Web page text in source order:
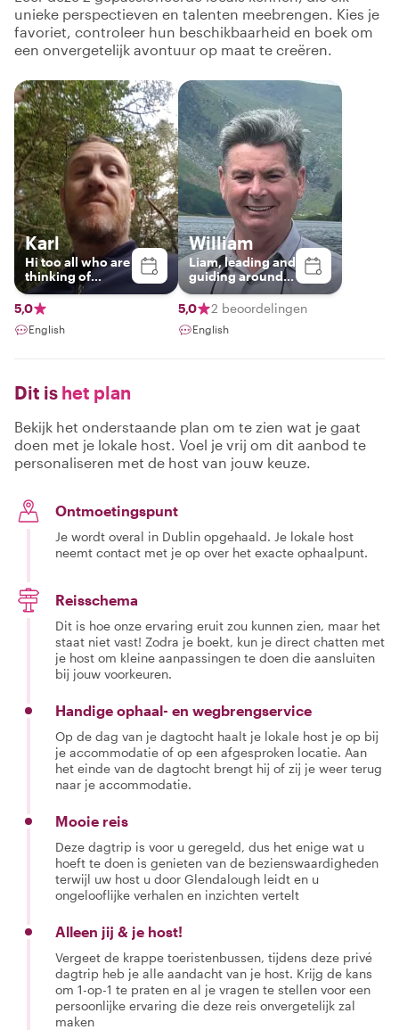
unieke perspectieven en talenten meebrengen. Kies je
favoriet, controleer hun beschikbaarheid en boek om
een onvergetelijk avontuur op maat te creëren.
Karl
Hi too all who are
thinking of
visiting our
beautiful little
island.so much to
see and do.you
frame and we can
work together on
a great tour of
ireland or stay
local and get
some great
5,0
English
William
Liam, leading and
guiding around
Ireland.
5,0
2 beoordelingen
English
Dit is het plan
Bekijk het onderstaande plan om te zien wat je gaat
doen met je lokale host. Voel je vrij om dit aanbod te
personaliseren met de host van jouw keuze.
Ontmoetingspunt
Je wordt overal in Dublin opgehaald. Je lokale host
neemt contact met je op over het exacte ophaalpunt.
Reisschema
Dit is hoe onze ervaring eruit zou kunnen zien, maar het
staat niet vast! Zodra je boekt, kun je direct chatten met
je host om kleine aanpassingen te doen die aansluiten
bij jouw voorkeuren.
Handige ophaal- en wegbrengservice
Op de dag van je dagtocht haalt je lokale host je op bij
je accommodatie of op een afgesproken locatie. Aan
het einde van de dagtocht brengt hij of zij je weer terug
naar je accommodatie.
Mooie reis
Deze dagtrip is voor u geregeld, dus het enige wat u
hoeft te doen is genieten van de bezienswaardigheden
terwijl uw host u door Glendalough leidt en u
ongelooflijke verhalen en inzichten vertelt
Alleen jij & je host!
Vergeet de krappe toeristenbussen, tijdens deze privé
dagtrip heb je alle aandacht van je host. Krijg de kans
om 1-op-1 te praten en al je vragen te stellen voor een
persoonlijke ervaring die deze reis onvergetelijk zal
maken